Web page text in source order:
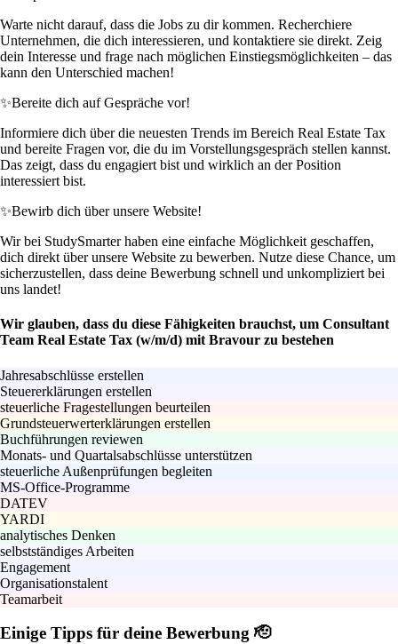
Warte nicht darauf, dass die Jobs zu dir kommen. Recherchiere
Unternehmen, die dich interessieren, und kontaktiere sie direkt. Zeig
dein Interesse und frage nach möglichen Einstiegsmöglichkeiten – das
kann den Unterschied machen!
✨Bereite dich auf Gespräche vor!
Informiere dich über die neuesten Trends im Bereich Real Estate Tax
und bereite Fragen vor, die du im Vorstellungsgespräch stellen kannst.
Das zeigt, dass du engagiert bist und wirklich an der Position
interessiert bist.
✨Bewirb dich über unsere Website!
Wir bei StudySmarter haben eine einfache Möglichkeit geschaffen,
dich direkt über unsere Website zu bewerben. Nutze diese Chance, um
sicherzustellen, dass deine Bewerbung schnell und unkompliziert bei
uns landet!
Wir glauben, dass du diese Fähigkeiten brauchst, um Consultant
Team Real Estate Tax (w/m/d) mit Bravour zu bestehen
Jahresabschlüsse erstellen
Steuererklärungen erstellen
steuerliche Fragestellungen beurteilen
Grundsteuerwerterklärungen erstellen
Buchführungen reviewen
Monats- und Quartalsabschlüsse unterstützen
steuerliche Außenprüfungen begleiten
MS-Office-Programme
DATEV
YARDI
analytisches Denken
selbstständiges Arbeiten
Engagement
Organisationstalent
Teamarbeit
Einige Tipps für deine Bewerbung 🫡